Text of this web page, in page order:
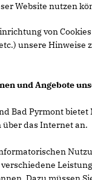
Website nutzen
von
unsere Hinweise
und Angebote
Bad Pyrmont
das Internet an.